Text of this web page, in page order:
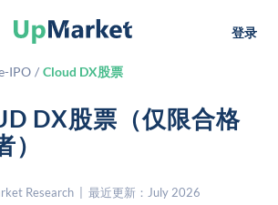
登录
IPO / Cloud DX股票
DX股票（仅限合格
）
Research | 最近更新：July 2026